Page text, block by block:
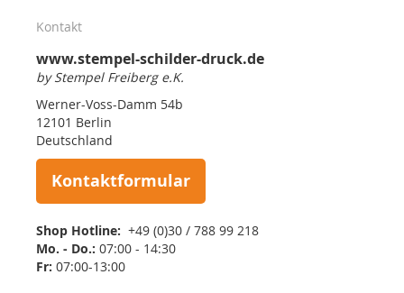
Kontakt
www.stempel-schilder-druck.de
by Stempel Freiberg e.K.
Werner-Voss-Damm 54b
12101 Berlin
Deutschland
Kontaktformular
Shop Hotline: +49 (0)30 / 788 99 218
Mo. - Do.: 07:00 - 14:30
Fr: 07:00-13:00